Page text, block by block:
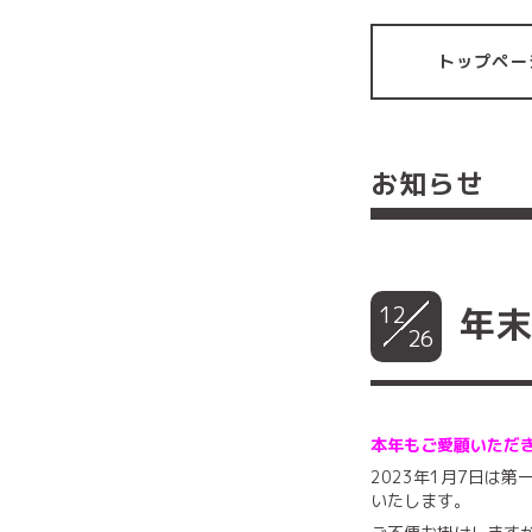
トップペー
お知らせ
12
26 年
本年もご愛顧いただ
2023年1月7日は第
いたします。